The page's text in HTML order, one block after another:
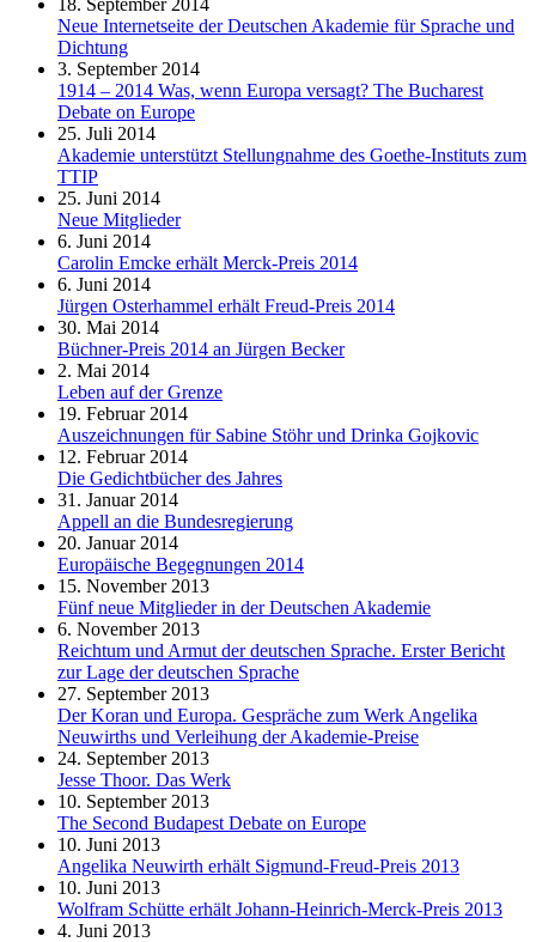
Neue Internetseite der Deutschen Akademie für Sprache und
Dichtung
3. September 2014
1914 – 2014 Was, wenn Europa versagt? The Bucharest
Debate on Europe
25. Juli 2014
Akademie unterstützt Stellungnahme des Goethe-Instituts zum
TTIP
25. Juni 2014
Neue Mitglieder
6. Juni 2014
Carolin Emcke erhält Merck-Preis 2014
6. Juni 2014
Jürgen Osterhammel erhält Freud-Preis 2014
30. Mai 2014
Büchner-Preis 2014 an Jürgen Becker
2. Mai 2014
Leben auf der Grenze
19. Februar 2014
Auszeichnungen für Sabine Stöhr und Drinka Gojkovic
12. Februar 2014
Die Gedichtbücher des Jahres
31. Januar 2014
Appell an die Bundesregierung
20. Januar 2014
Europäische Begegnungen 2014
15. November 2013
Fünf neue Mitglieder in der Deutschen Akademie
6. November 2013
Reichtum und Armut der deutschen Sprache. Erster Bericht
zur Lage der deutschen Sprache
27. September 2013
Der Koran und Europa. Gespräche zum Werk Angelika
Neuwirths und Verleihung der Akademie-Preise
24. September 2013
Jesse Thoor. Das Werk
10. September 2013
The Second Budapest Debate on Europe
10. Juni 2013
Angelika Neuwirth erhält Sigmund-Freud-Preis 2013
10. Juni 2013
Wolfram Schütte erhält Johann-Heinrich-Merck-Preis 2013
4. Juni 2013